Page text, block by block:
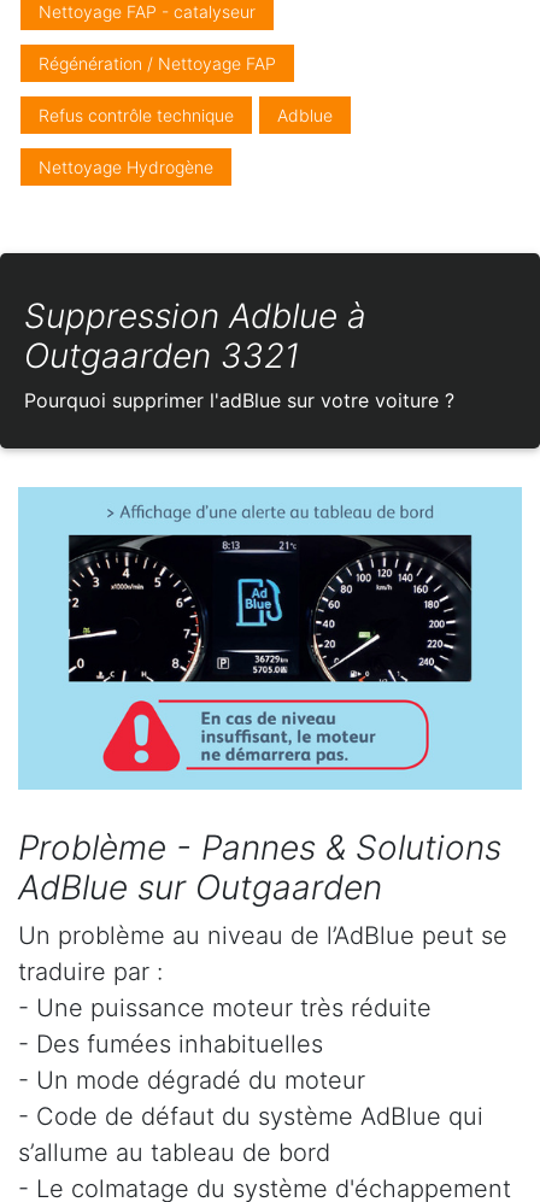
Nettoyage FAP - catalyseur
Régénération / Nettoyage FAP
Refus contrôle technique Adblue
Nettoyage Hydrogène
Suppression Adblue à
Outgaarden 3321
Pourquoi supprimer l'adBlue sur votre voiture ?
Problème - Pannes & Solutions
AdBlue sur Outgaarden
Un problème au niveau de l’AdBlue peut se
traduire par :
- Une puissance moteur très réduite
- Des fumées inhabituelles
- Un mode dégradé du moteur
- Code de défaut du système AdBlue qui
s’allume au tableau de bord
- Le colmatage du système d'échappement